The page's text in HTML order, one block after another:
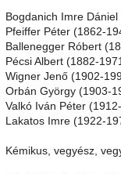
Bogdanich Imre
Pfeiffer Péter (1862-
Ballenegger Róbert
Pécsi Albert (1882-
Wigner Jenő (1902-
Orbán György (1903-
Valkó Iván Péter
Lakatos Imre (1922-
Kémikus, vegyész,